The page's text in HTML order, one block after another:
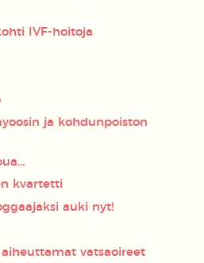
IVF-hoitoja
ja kohdunpoiston
kvartetti
auki nyt!
vatsaoireet